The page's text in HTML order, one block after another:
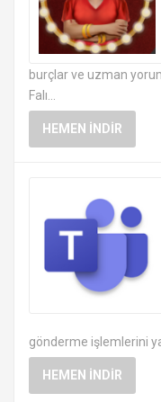
burçlar ve uzman
Falı...
HEMEN İNDIR
gönderme işlemlerini
HEMEN İNDIR